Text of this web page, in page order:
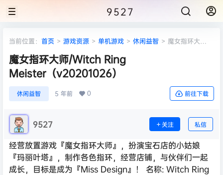
9527
当前位置： 首页 > 游戏资源 > 单机游戏 > 休闲益智 > 魔女指环大
魔女指环大师/Witch Ring
Meister（v20201026）
休闲益智 5 年前 0 前往下载
9527 关注 私信
经营放置游戏『魔女指环大师』，扮演宝石店的小姑娘
『玛丽叶塔』，制作各色指环，经营店铺，与伙伴们一起
成长，目标是成为『Miss Design』！ 名称: Witch Ring